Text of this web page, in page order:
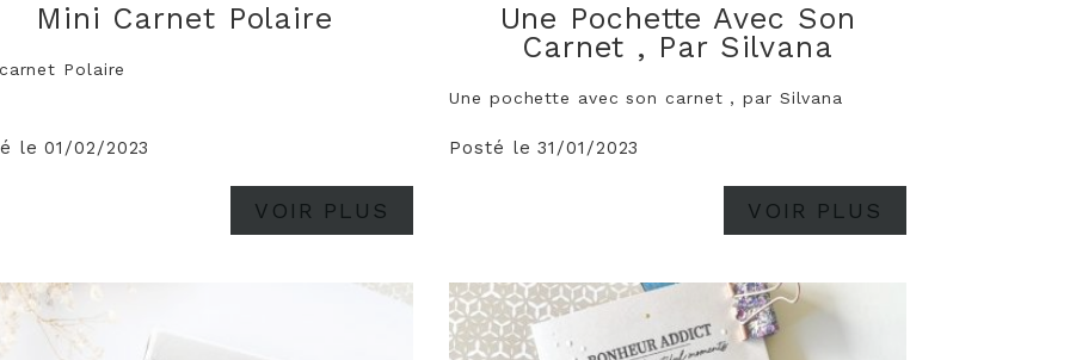
Mini Carnet Polaire
Polaire
le 01/02/2023
VOIR PLUS
Une Pochette Avec Son
Carnet , Par Silvana
Une pochette avec son carnet , par Silvana
Posté le 31/01/2023
VOIR PLUS